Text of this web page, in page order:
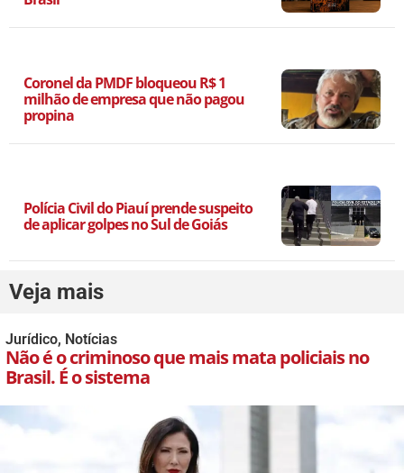
Coronel da PMDF bloqueou R$ 1
milhão de empresa que não pagou
propina
Polícia Civil do Piauí prende suspeito
de aplicar golpes no Sul de Goiás
Veja mais
Jurídico, Notícias
Não é o criminoso que mais mata policiais no
Brasil. É o sistema